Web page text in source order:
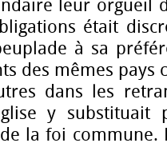
leur orgueil
était
à sa
des mêmes pays
dans les
y
la foi commune.